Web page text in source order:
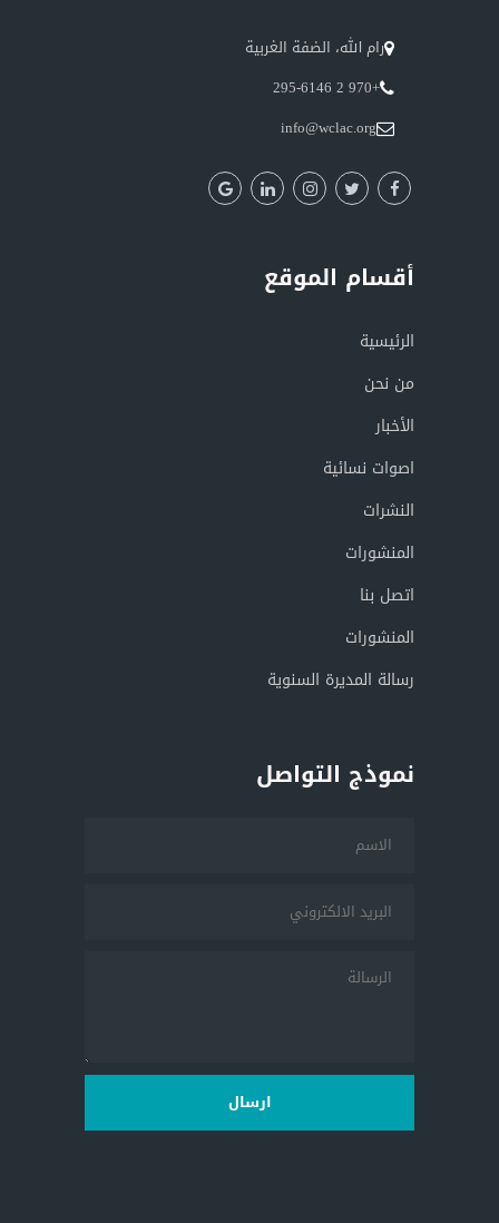
رام الله، الضفة الغربية
+970 2 295-6146
info@wclac.org
أقسام الموقع
الرئيسية
من نحن
الأخبار
اصوات نسائية
النشرات
المنشورات
اتصل بنا
المنشورات
رسالة المديرة السنوية
نموذج التواصل
ارسال